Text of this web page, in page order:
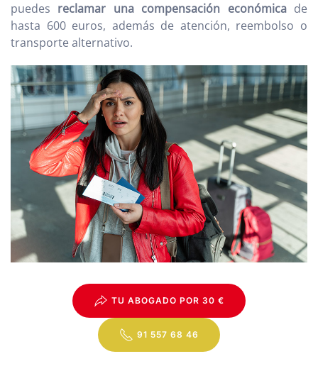
puedes reclamar una compensación económicade
hasta 600 euros, además de atención, reembolso o
transporte alternativo.
TU ABOGADO POR 30 €
91 557 68 46